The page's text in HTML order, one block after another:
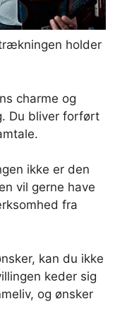
holder
charme og
Du bliver forført
ikke er den
vil gerne have
fra
kan du ikke
keder sig
og ønsker